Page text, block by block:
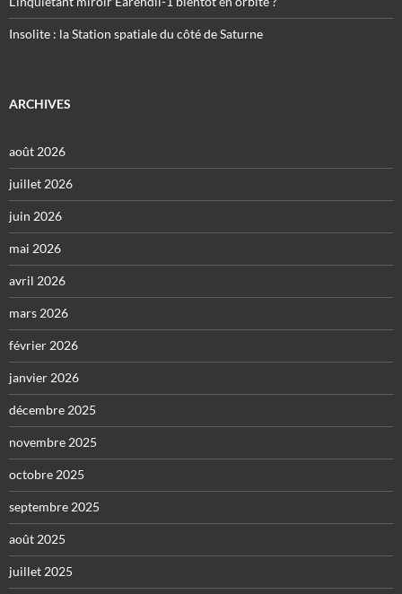
Insolite : la Station spatiale du côté de Saturne
ARCHIVES
août 2026
juillet 2026
juin 2026
mai 2026
avril 2026
mars 2026
février 2026
janvier 2026
décembre 2025
novembre 2025
octobre 2025
septembre 2025
août 2025
juillet 2025